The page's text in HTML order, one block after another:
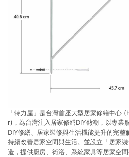
「特力屋」是台灣首座大型居家修繕中
r)，為台灣注入居家修繕DIY熱潮，以專業
DIY修繕、居家裝修與生活機能提升的完
持續改善居家空間與生活。並設立「居家
造，提供廚房、衛浴、系統家具等居家空